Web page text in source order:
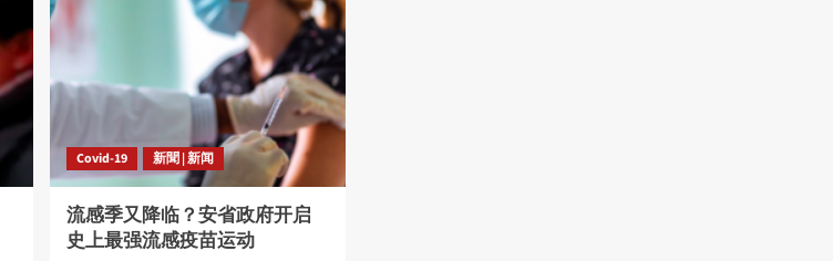
Covid-19 新聞 | 新闻
流感季又降临？安省政府开启
史上最强流感疫苗运动